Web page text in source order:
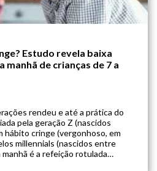
Estudo revela baixa
manhã de crianças de 7 a
rendeu e até a prática do
pela geração Z (nascidos
hábito cringe (vergonhoso, em
millennials (nascidos entre
é a refeição rotulada